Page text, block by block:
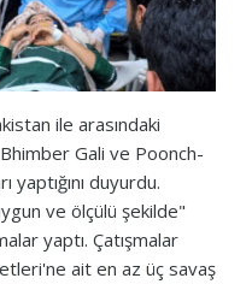
ile arasındaki
Gali ve Poonch-
yaptığını duyurdu.
ve ölçülü şekilde"
yaptı. Çatışmalar
ait en az üç savaş